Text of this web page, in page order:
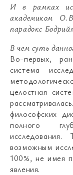
И в рамках
академиком
парадокс
В чем суть
Во-первых,
система
целостная
философских
полного
возможным
100%, не имея
явления.